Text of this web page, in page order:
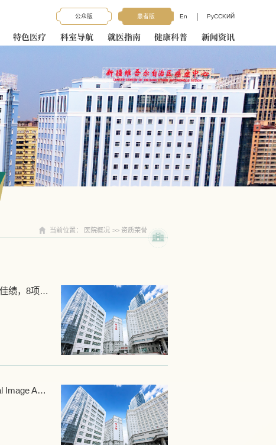
公众版 患者版 En | PyCCKИЙ
特色医疗 科室导航 就医指南 健康科普 新闻资讯
当前位置： 医院概况 >> 资质荣誉
【喜报】开年传捷！新疆医科大学附属肿瘤医院病理中心在国家肿瘤病理诊断能力验证中斩获佳绩，8项全通，4项优秀！
【喜报】新疆医科大学附属肿瘤医院科研再攀高峰！马明瑞团队成果登医学影像顶刊《Medical Image Analysis》